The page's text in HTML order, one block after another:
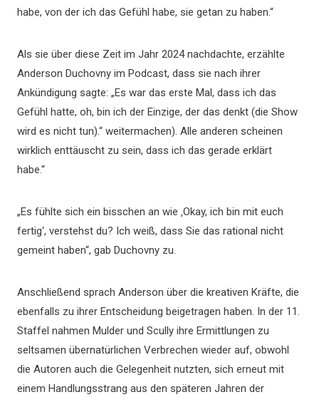
habe, von der ich das Gefühl habe, sie getan zu haben.“
Als sie über diese Zeit im Jahr 2024 nachdachte, erzählte
Anderson Duchovny im Podcast, dass sie nach ihrer
Ankündigung sagte: „Es war das erste Mal, dass ich das
Gefühl hatte, oh, bin ich der Einzige, der das denkt (die Show
wird es nicht tun).“ weitermachen). Alle anderen scheinen
wirklich enttäuscht zu sein, dass ich das gerade erklärt
habe.“
„Es fühlte sich ein bisschen an wie ‚Okay, ich bin mit euch
fertig‘, verstehst du? Ich weiß, dass Sie das rational nicht
gemeint haben“, gab Duchovny zu.
Anschließend sprach Anderson über die kreativen Kräfte, die
ebenfalls zu ihrer Entscheidung beigetragen haben. In der 11.
Staffel nahmen Mulder und Scully ihre Ermittlungen zu
seltsamen übernatürlichen Verbrechen wieder auf, obwohl
die Autoren auch die Gelegenheit nutzten, sich erneut mit
einem Handlungsstrang aus den späteren Jahren der